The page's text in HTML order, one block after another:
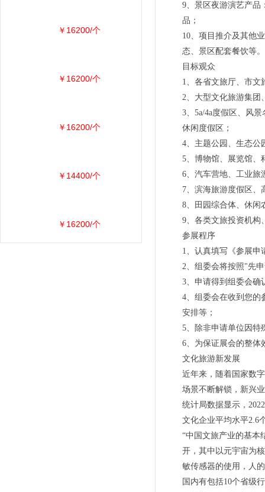
9、景区夜游演艺产品
品；
10、项目推介及其他
态、景区配套餐饮等。
目标观众
1、各省文旅厅、市文
2、大型文化旅游集团
3、5a/4a度假区、风
休闲度假区；
4、主题公园、生态公
5、博物馆、展览馆、
6、汽车营地、工业旅
7、滨海旅游度假区、
8、田园综合体、休闲
9、各类文旅投资机构
参展程序
1、认真填写《参展申
2、组委会将按照"先
3、申请得到组委会确
4、组委会在收到您的
安排等；
5、除非申请单位因特
6、为保证展会的整体
文化旅游新发展
近年来，随着国家数
场景不断解锁，新兴
统计局数据显示，
文化企业平均水平2.6
“中国文旅产业的基本
开，其中以元宇宙为
敏传感器的使用，人
国内有包括10个省级
￥16200/个
￥16200/个
￥16200/个
￥14400/个
￥16200/个